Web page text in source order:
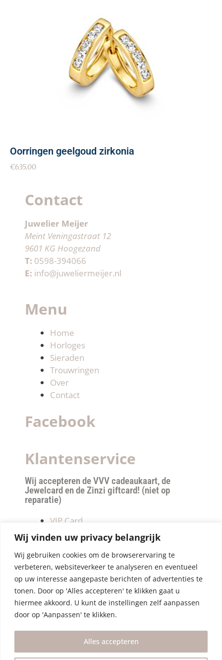
Wij vinden uw privacy belangrijk
Wij gebruiken cookies om de browserervaring te
verbeteren, websiteverkeer te analyseren en eventueel
op uw interesse aangepaste berichten of advertenties te
tonen. Door op 'Alles accepteren' te klikken gaat u
hiermee akkoord. U kunt de instellingen zelf aanpassen
door op 'Aanpassen' te klikken.
Alles accepteren
Oorringen geelgoud zirkonia
€635.00
Contact
Juwelier Meijer
Meint Veningastraat 12
9601 KG Hoogezand
T: 0598-394066
E: info@juweliermeijer.nl
Menu
Home
Horloges
Sieraden
Trouwringen
Over
Contact
Facebook
Klantenservice
Wij accepteren de VVV cadeaukaart, de
Jewelcard en de Zinzi giftcard! (niet op
reparatie)
VIP Card
Retourneren
Betalen & verzendkosten
Privacy Policy
Algemene Voorwaarden